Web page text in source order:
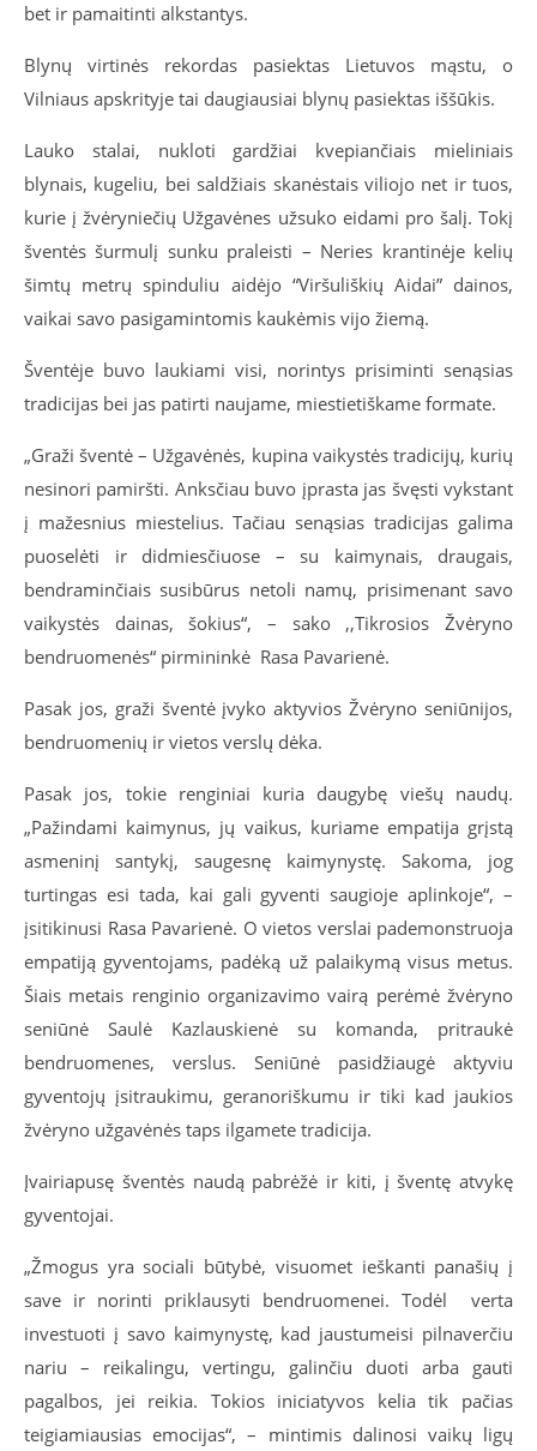
bet ir pamaitinti alkstantys.
Blynų virtinės rekordas pasiektas Lietuvos mąstu, o
Vilniaus apskrityje tai daugiausiai blynų pasiektas iššūkis.
Lauko stalai, nukloti gardžiai kvepiančiais mieliniais
blynais, kugeliu, bei saldžiais skanėstais viliojo net ir tuos,
kurie į žvėryniečių Užgavėnes užsuko eidami pro šalį. Tokį
šventės šurmulį sunku praleisti – Neries krantinėje kelių
šimtų metrų spinduliu aidėjo “Viršuliškių Aidai” dainos,
vaikai savo pasigamintomis kaukėmis vijo žiemą.
Šventėje buvo laukiami visi, norintys prisiminti senąsias
tradicijas bei jas patirti naujame, miestietiškame formate.
„Graži šventė – Užgavėnės, kupina vaikystės tradicijų, kurių
nesinori pamiršti. Anksčiau buvo įprasta jas švęsti vykstant
į mažesnius miestelius. Tačiau senąsias tradicijas galima
puoselėti ir didmiesčiuose – su kaimynais, draugais,
bendraminčiais susibūrus netoli namų, prisimenant savo
vaikystės dainas, šokius“, – sako ,,Tikrosios Žvėryno
bendruomenės“ pirmininkė Rasa Pavarienė.
Pasak jos, graži šventė įvyko aktyvios Žvėryno seniūnijos,
bendruomenių ir vietos verslų dėka.
Pasak jos, tokie renginiai kuria daugybę viešų naudų.
„Pažindami kaimynus, jų vaikus, kuriame empatija grįstą
asmeninį santykį, saugesnę kaimynystę. Sakoma, jog
turtingas esi tada, kai gali gyventi saugioje aplinkoje“, –
įsitikinusi Rasa Pavarienė. O vietos verslai pademonstruoja
empatiją gyventojams, padėką už palaikymą visus metus.
Šiais metais renginio organizavimo vairą perėmė žvėryno
seniūnė Saulė Kazlauskienė su komanda, pritraukė
bendruomenes, verslus. Seniūnė pasidžiaugė aktyviu
gyventojų įsitraukimu, geranoriškumu ir tiki kad jaukios
žvėryno užgavėnės taps ilgamete tradicija.
Įvairiapusę šventės naudą pabrėžė ir kiti, į šventę atvykę
gyventojai.
„Žmogus yra sociali būtybė, visuomet ieškanti panašių į
save ir norinti priklausyti bendruomenei. Todėl verta
investuoti į savo kaimynystę, kad jaustumeisi pilnaverčiu
nariu – reikalingu, vertingu, galinčiu duoti arba gauti
pagalbos, jei reikia. Tokios iniciatyvos kelia tik pačias
teigiamiausias emocijas“, – mintimis dalinosi vaikų ligų